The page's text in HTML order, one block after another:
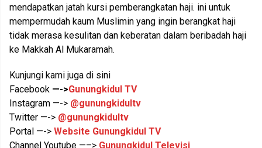
mendapatkan jatah kursi pemberangkatan haji. ini untuk
mempermudah kaum Muslimin yang ingin berangkat haji
tidak merasa kesulitan dan keberatan dalam beribadah haji
ke Makkah Al Mukaramah.
Kunjungi kami juga di sini
Facebook —->Gunungkidul TV
Instagram —-> @gunungkidultv
Twitter —-> @gunungkidultv
Portal —-> Website Gunungkidul TV
Channel Youtube —–> Gunungkidul Televisi